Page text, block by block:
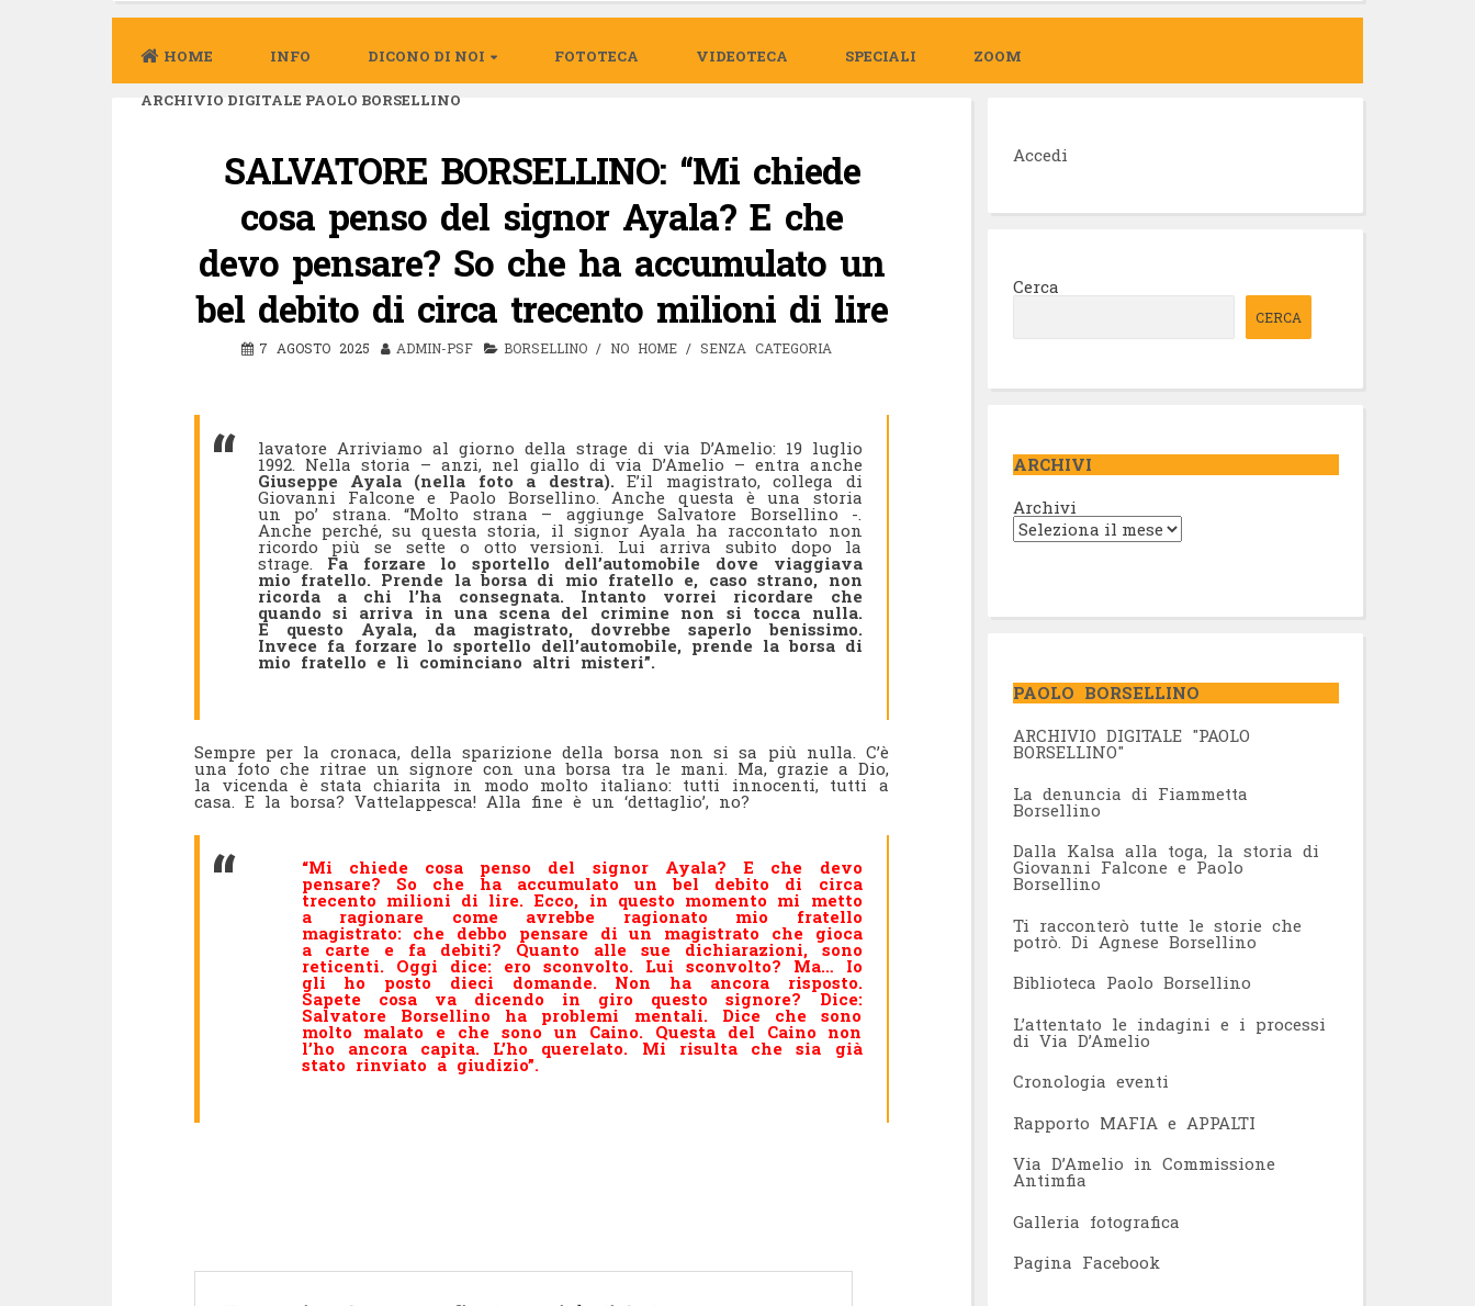
HOME INFO DICONO DI NOI FOTOTECA VIDEOTECA SPECIALI ZOOM
ARCHIVIO DIGITALE PAOLO BORSELLINO
SALVATORE BORSELLINO: “Mi chiede
cosa penso del signor Ayala? E che
devo pensare? So che ha accumulato un
bel debito di circa trecento milioni di lire
7 AGOSTO 2025 ADMIN-PSF BORSELLINO/ NO HOME/ SENZA CATEGORIA
lavatore Arriviamo al giorno della strage di via D’Amelio: 19 luglio
1992. Nella storia – anzi, nel giallo di via D’Amelio – entra anche
Giuseppe Ayala (nella foto a destra). E’il magistrato, collega di
Giovanni Falcone e Paolo Borsellino. Anche questa è una storia
un po’ strana. “Molto strana – aggiunge Salvatore Borsellino -.
Anche perché, su questa storia, il signor Ayala ha raccontato non
ricordo più se sette o otto versioni. Lui arriva subito dopo la
strage. Fa forzare lo sportello dell’automobile dove viaggiava
mio fratello. Prende la borsa di mio fratello e, caso strano, non
ricorda a chi l’ha consegnata. Intanto vorrei ricordare che
quando si arriva in una scena del crimine non si tocca nulla.
E questo Ayala, da magistrato, dovrebbe saperlo benissimo.
Invece fa forzare lo sportello dell’automobile, prende la borsa di
mio fratello e lì cominciano altri misteri”.
Sempre per la cronaca, della sparizione della borsa non si sa più nulla. C’è
una foto che ritrae un signore con una borsa tra le mani. Ma, grazie a Dio,
la vicenda è stata chiarita in modo molto italiano: tutti innocenti, tutti a
casa. E la borsa? Vattelappesca! Alla fine è un ‘dettaglio’, no?
“Mi chiede cosa penso del signor Ayala? E che devo
pensare? So che ha accumulato un bel debito di circa
trecento milioni di lire. Ecco, in questo momento mi metto
a ragionare come avrebbe ragionato mio fratello
magistrato: che debbo pensare di un magistrato che gioca
a carte e fa debiti? Quanto alle sue dichiarazioni, sono
reticenti. Oggi dice: ero sconvolto. Lui sconvolto? Ma… Io
gli ho posto dieci domande. Non ha ancora risposto.
Sapete cosa va dicendo in giro questo signore? Dice:
Salvatore Borsellino ha problemi mentali. Dice che sono
molto malato e che sono un Caino. Questa del Caino non
l’ho ancora capita. L’ho querelato. Mi risulta che sia già
stato rinviato a giudizio”.
Accedi
Cerca
CERCA
ARCHIVI
Archivi
PAOLO BORSELLINO
ARCHIVIO DIGITALE "PAOLO
BORSELLINO"
La denuncia di Fiammetta
Borsellino
Dalla Kalsa alla toga, la storia di
Giovanni Falcone e Paolo
Borsellino
Ti racconterò tutte le storie che
potrò. Di Agnese Borsellino
Biblioteca Paolo Borsellino
L’attentato le indagini e i processi
di Via D’Amelio
Cronologia eventi
Rapporto MAFIA e APPALTI
Via D’Amelio in Commissione
Antimfia
Galleria fotografica
Pagina Facebook